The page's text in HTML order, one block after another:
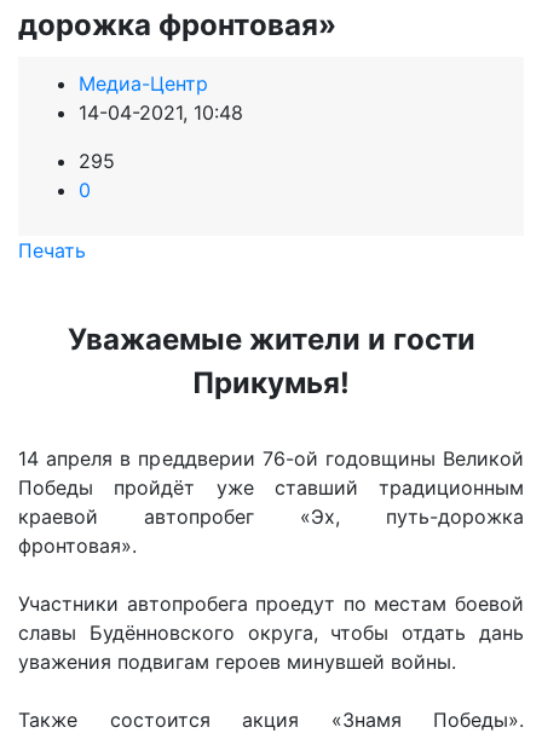
дорожка фронтовая»
Медиа-Центр
14-04-2021, 10:48
295
0
Печать
Уважаемые жители и гости
Прикумья!
14 апреля в преддверии 76-ой годовщины Великой
Победы пройдёт уже ставший традиционным
краевой автопробег «Эх, путь-дорожка
фронтовая».
Участники автопробега проедут по местам боевой
славы Будённовского округа, чтобы отдать дань
уважения подвигам героев минувшей войны.
Также состоится акция «Знамя Победы».